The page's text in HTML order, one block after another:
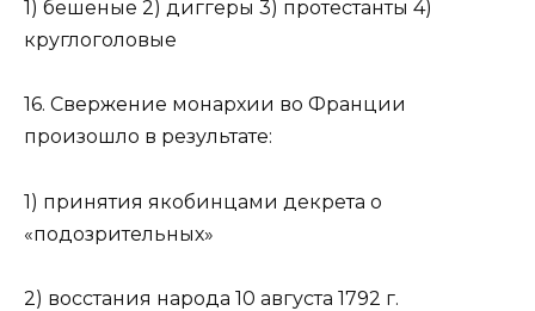
1) бешеные 2) диггеры 3) протестанты 4)
круглоголовые
16. Свержение монархии во Франции
произошло в результате:
1) принятия якобинцами декрета о
«подозрительных»
2) восстания народа 10 августа 1792 г.